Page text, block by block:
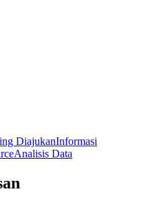
DiajukanInformasi
Analisis Data